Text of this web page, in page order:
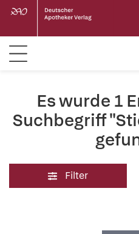
Es wurde 1
Suchbegriff
Filter